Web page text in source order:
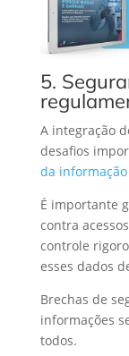
5.
A integração
desafios
da informação
É importante
contra
controle
esses dados
Brechas de
informações
todos.